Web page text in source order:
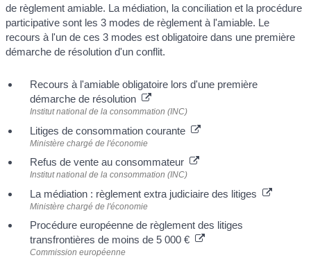
de règlement amiable. La médiation, la conciliation et la procédure
participative sont les 3 modes de règlement à l'amiable. Le
recours à l'un de ces 3 modes est obligatoire dans une première
démarche de résolution d'un conflit.
Recours à l'amiable obligatoire lors d'une première
démarche de résolution
Institut national de la consommation (INC)
Litiges de consommation courante
Ministère chargé de l'économie
Refus de vente au consommateur
Institut national de la consommation (INC)
La médiation : règlement extra judiciaire des litiges
Ministère chargé de l'économie
Procédure européenne de règlement des litiges
transfrontières de moins de 5 000 €
Commission européenne